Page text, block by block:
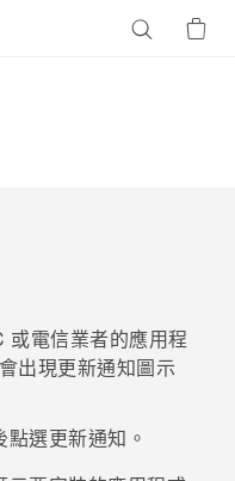
或電信業者的應用程
出現更新通知圖示
選更新通知。